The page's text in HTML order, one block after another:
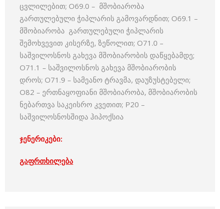
ცვლილებით; O69.0 – მშობიარობა
გართულებული ჭიპლარის გამოვარდნით; O69.1 –
მშობიარობა გართულებული ჭიპლარის
შემოხვევით კისერზე, ზეწოლით; O71.0 –
საშვილოსნოს გახევა მშობიარობის დაწყებამდე;
O71.1 – საშვილოსნოს გახევა მშობიარობის
დროს; O71.9 – სამეანო ტრავმა, დაუზუსტებელი;
O82 – ერთნაყოფიანი მშობიარობა, მშობიარობის
ნებართვა საკეისრო კვეთით; P20 –
საშვილოსნოსშიდა ჰიპოქსია
ჯენერიკები:
გაფრთხილება